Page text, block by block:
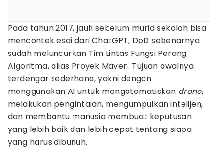
Pada tahun 2017, jauh sebelum murid sekolah bisa
mencontek esai dari ChatGPT, DoD sebenarnya
sudah meluncurkan Tim Lintas Fungsi Perang
Algoritma, alias Proyek Maven. Tujuan awalnya
terdengar sederhana, yakni dengan
menggunakan AI untuk mengotomatiskan drone,
melakukan pengintaian, mengumpulkan intelijen,
dan membantu manusia membuat keputusan
yang lebih baik dan lebih cepat tentang siapa
yang harus dibunuh.